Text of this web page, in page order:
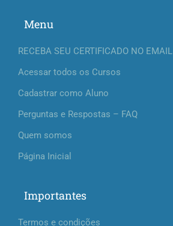
Menu
RECEBA SEU CERTIFICADO NO EMAIL
Acessar todos os Cursos
Cadastrar como Aluno
Perguntas e Respostas – FAQ
Quem somos
Página Inicial
Importantes
Termos e condições